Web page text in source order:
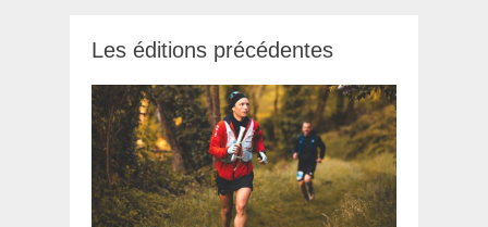
Les éditions précédentes